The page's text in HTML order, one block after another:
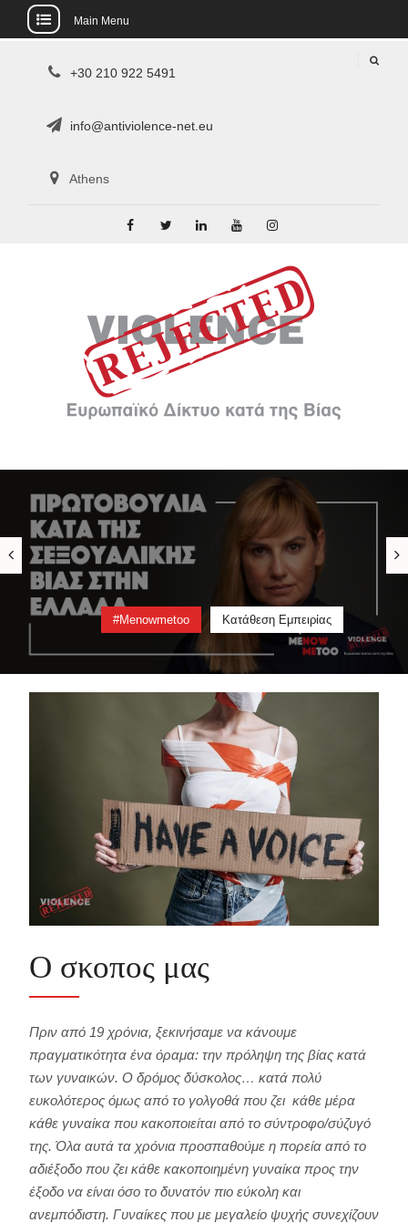
Main Menu
+30 210 922 5491
info@antiviolence-net.eu
Athens
#menowmetoo Κατάθεση Εμπειρίας
Ενημέρωση
Πληροφορίες
Ο σκοπος μας
Πριν από 19 χρόνια, ξεκινήσαμε να κάνουμε
πραγματικότητα ένα όραμα: την πρόληψη της βίας κατά
των γυναικών. Ο δρόμος δύσκολος… κατά πολύ
ευκολότερος όμως από το γολγοθά που ζει κάθε μέρα
κάθε γυναίκα που κακοποιείται από το σύντροφο/σύζυγό
της. Όλα αυτά τα χρόνια προσπαθούμε η πορεία από το
αδιέξοδο που ζει κάθε κακοποιημένη γυναίκα προς την
έξοδο να είναι όσο το δυνατόν πιο εύκολη και
ανεμπόδιστη. Γυναίκες που με μεγαλείο ψυχής συνεχίζουν